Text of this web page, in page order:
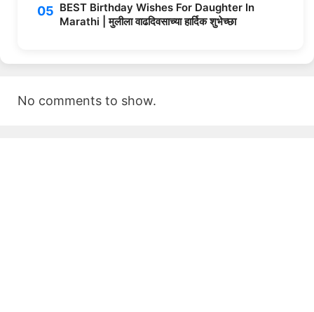
BEST Birthday Wishes For Daughter In
Marathi | मुलीला वाढदिवसाच्या हार्दिक शुभेच्छा
No comments to show.